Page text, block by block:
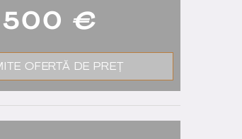
500 €
OFERTĂ DE PREȚ